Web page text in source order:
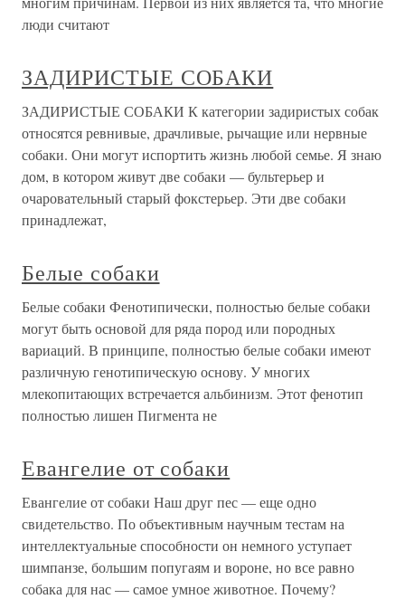
люди считают
ЗАДИРИСТЫЕ СОБАКИ
ЗАДИРИСТЫЕ СОБАКИ К категории задиристых собак
относятся ревнивые, драчливые, рычащие или нервные
собаки. Они могут испортить жизнь любой семье. Я знаю
дом, в котором живут две собаки — бультерьер и
очаровательный старый фокстерьер. Эти две собаки
принадлежат,
Белые собаки
Белые собаки Фенотипически, полностью белые собаки
могут быть основой для ряда пород или породных
вариаций. В принципе, полностью белые собаки имеют
различную генотипическую основу. У многих
млекопитающих встречается альбинизм. Этот фенотип
полностью лишен Пигмента не
Евангелие от собаки
Евангелие от собаки Наш друг пес — еще одно
свидетельство. По объективным научным тестам на
интеллектуальные способности он немного уступает
шимпанзе, большим попугаям и вороне, но все равно
собака для нас — самое умное животное. Почему?